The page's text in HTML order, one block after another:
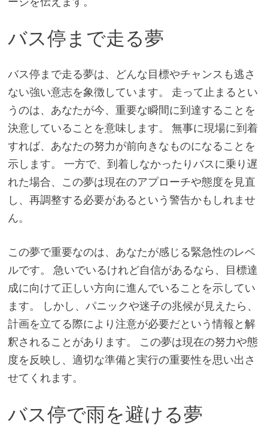
バス停まで走る夢
バス停まで走る夢は、どんな目標やチャンスも逃さ
ない強い意志を象徴しています。 走って止まるとい
うのは、あなたが今、重要な瞬間に到達することを
決意していることを意味します。 無事に現場に到着
すれば、あなたの努力が前向きなものになることを
示します。 一方で、到着しなかったりバスに乗り遅
れた場合、この夢は現在のアプローチや態度を見直
し、再調整する必要があるという警告かもしれませ
ん。
この夢で重要なのは、あなたが感じる緊急性のレベ
ルです。 急いでいるけれど自信があるなら、目標達
成に向けて正しい方向に進んでいることを示してい
ます。 しかし、パニックや迷子の兆候が見えたら、
計画を立てる際により注意が必要だという情報と解
釈されることがあります。 この夢は現在の努力や態
度を反映し、適切な準備と実行の重要性を思い出さ
せてくれます。
バス停で雨を避ける夢